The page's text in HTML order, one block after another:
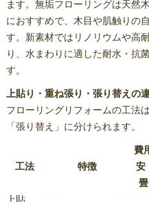
ます。無垢フローリングは天然
におすすめで、木目や肌触りの
す。新素材ではリノリウムや高
り、水まわりに適した耐水・抗
す。
上貼り・重ね張り・張り替えの
フローリングリフォームの工法
「張り替え」に分けられます。
工法 特徴
費
安
畳
上貼